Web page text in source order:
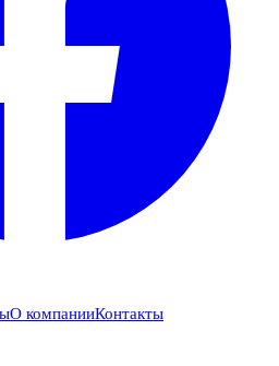
О компанииКонтакты